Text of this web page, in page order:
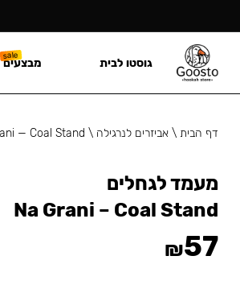
דף הבית\ אביזרים לנרגילה \
— Coal Stand
מעמד לגחלים
Na Grani – Coal Stand
₪57
גוסטו לבית מבצעים